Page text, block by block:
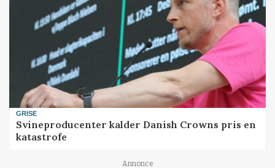
GRISE
Svineproducenter kalder Danish Crowns pris en
katastrofe
Annonce